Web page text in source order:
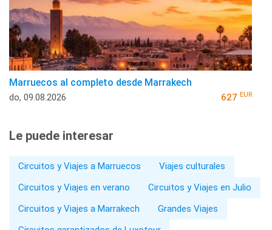
Marruecos al completo desde Marrakech
do, 09.08.2026 627 EUR
Le puede interesar
Circuitos y Viajes a Marruecos
Viajes culturales
Circuitos y Viajes en verano
Circuitos y Viajes en Julio
Circuitos y Viajes a Marrakech
Grandes Viajes